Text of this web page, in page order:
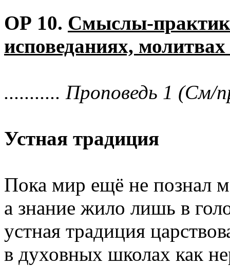
ОР 10. Смыслы-практик
исповеданиях,
........... Проповедь 1 (См/
Устная традиция
Пока мир ещё не познал
а знание жило лишь в
устная традиция
в духовных школах как